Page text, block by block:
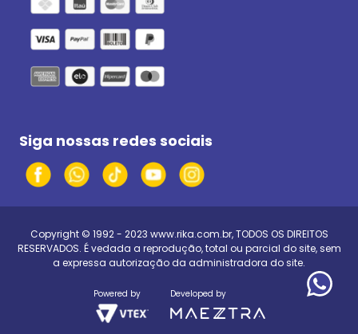
Siga nossas redes sociais
Copyright © 1992 - 2023 www.rika.com.br, TODOS OS DIREITOS
RESERVADOS. É vedada a reprodução, total ou parcial do site, sem
a expressa autorização da administradora do site.
Powered by Developed by